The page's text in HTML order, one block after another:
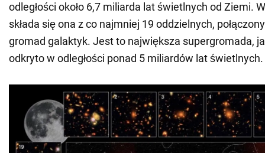
odległości około 6,7 miliarda lat świetlnych od Ziemi.
składa się ona z co najmniej 19 oddzielnych,
gromad galaktyk. Jest to największa supergromada,
odkryto w odległości ponad 5 miliardów lat świetlnych.